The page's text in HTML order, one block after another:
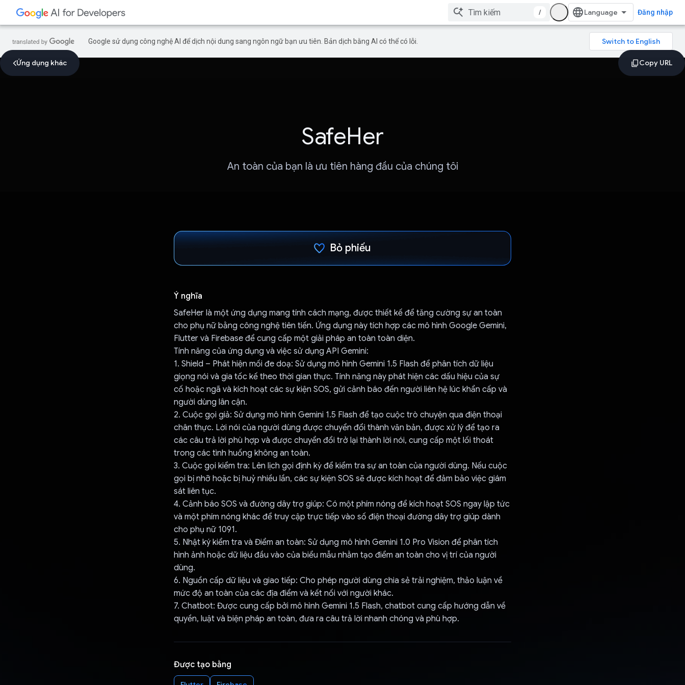
/ Đăng nhập
Google sử dụng công nghệ AI để dịch nội dung sang ngôn ngữ bạn ưu tiên. Bản dịch bằng AI có thể có lỗi.
Ứng dụng khác
SafeHer
An toàn của bạn là ưu tiên hàng đầu của chúng tôi
Bỏ phiếu
Ý nghĩa
SafeHer là một ứng dụng mang tính cách mạng, được thiết kế để tăng cường sự an toàn
cho phụ nữ bằng công nghệ tiên tiến. Ứng dụng này tích hợp các mô hình Google Gemini,
Flutter và Firebase để cung cấp một giải pháp an toàn toàn diện.
Tính năng của ứng dụng và việc sử dụng API Gemini:
1. Shield – Phát hiện mối đe doạ: Sử dụng mô hình Gemini 1.5 Flash để phân tích dữ liệu
giọng nói và gia tốc kế theo thời gian thực. Tính năng này phát hiện các dấu hiệu của sự
cố hoặc ngã và kích hoạt các sự kiện SOS, gửi cảnh báo đến người liên hệ lúc khẩn cấp và
người dùng lân cận.
2. Cuộc gọi giả: Sử dụng mô hình Gemini 1.5 Flash để tạo cuộc trò chuyện qua điện thoại
chân thực. Lời nói của người dùng được chuyển đổi thành văn bản, được xử lý để tạo ra
các câu trả lời phù hợp và được chuyển đổi trở lại thành lời nói, cung cấp một lối thoát
trong các tình huống không an toàn.
3. Cuộc gọi kiểm tra: Lên lịch gọi định kỳ để kiểm tra sự an toàn của người dùng. Nếu cuộc
gọi bị nhỡ hoặc bị huỷ nhiều lần, các sự kiện SOS sẽ được kích hoạt để đảm bảo việc giám
sát liên tục.
4. Cảnh báo SOS và đường dây trợ giúp: Có một phím nóng để kích hoạt SOS ngay lập tức
và một phím nóng khác để truy cập trực tiếp vào số điện thoại đường dây trợ giúp dành
cho phụ nữ 1091.
5. Nhật ký kiểm tra và Điểm an toàn: Sử dụng mô hình Gemini 1.0 Pro Vision để phân tích
hình ảnh hoặc dữ liệu đầu vào của biểu mẫu nhằm tạo điểm an toàn cho vị trí của người
dùng.
6. Nguồn cấp dữ liệu và giao tiếp: Cho phép người dùng chia sẻ trải nghiệm, thảo luận về
mức độ an toàn của các địa điểm và kết nối với người khác.
7. Chatbot: Được cung cấp bởi mô hình Gemini 1.5 Flash, chatbot cung cấp hướng dẫn về
quyền, luật và biện pháp an toàn, đưa ra câu trả lời nhanh chóng và phù hợp.
Được tạo bằng